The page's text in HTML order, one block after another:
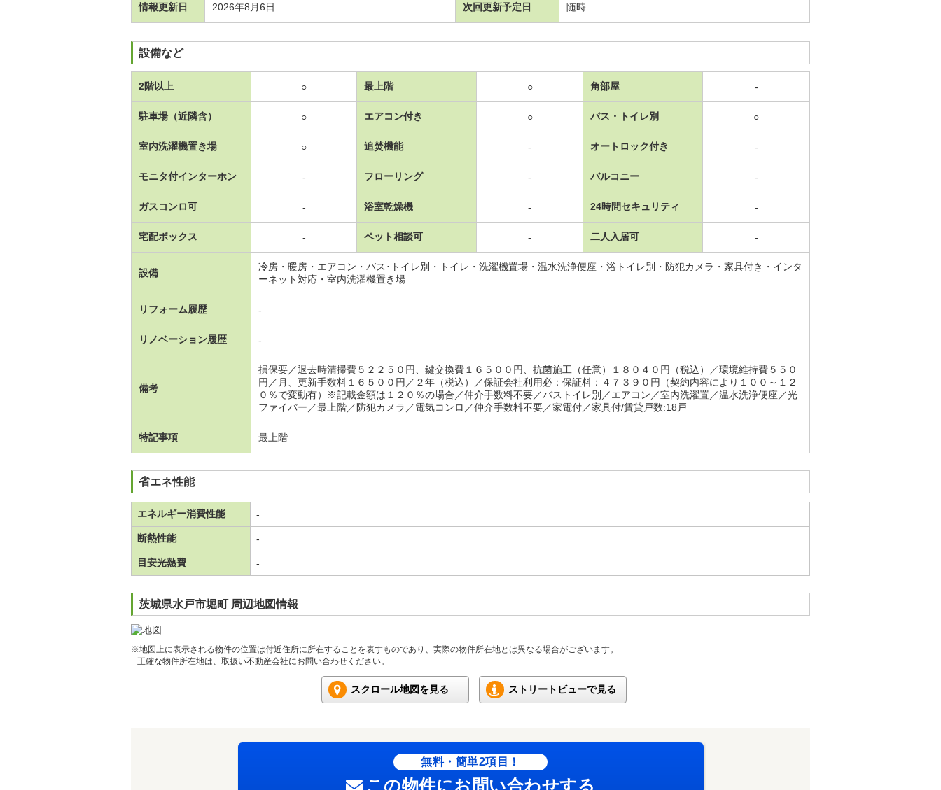
情報更新日 2026年8月6日 次回更新予定日 随時
設備など
2階以上 ○ 最上階 ○ 角部屋 -
駐車場（近隣含） ○ エアコン付き ○ バス・トイレ別 ○
室内洗濯機置き場 ○ 追焚機能 - オートロック付き -
モニタ付インターホン - フローリング - バルコニー -
ガスコンロ可 - 浴室乾燥機 - 24時間セキュリティ -
宅配ボックス - ペット相談可 - 二人入居可 -
設備
冷房・暖房・エアコン・バス･トイレ別・トイレ・洗濯機置場・温水洗浄便座・浴トイレ別・防犯カメラ・家具付き・インタ
ーネット対応・室内洗濯機置き場
リフォーム履歴 -
リノベーション履歴 -
備考
損保要／退去時清掃費５２２５０円、鍵交換費１６５００円、抗菌施工（任意）１８０４０円（税込）／環境維持費５５０
円／月、更新手数料１６５００円／２年（税込）／保証会社利用必：保証料：４７３９０円（契約内容により１００～１２
０％で変動有）※記載金額は１２０％の場合／仲介手数料不要／バストイレ別／エアコン／室内洗濯置／温水洗浄便座／光
ファイバー／最上階／防犯カメラ／電気コンロ／仲介手数料不要／家電付／家具付/賃貸戸数:18戸
特記事項 最上階
省エネ性能
エネルギー消費性能 -
断熱性能 -
目安光熱費 -
茨城県水戸市堀町 周辺地図情報
※地図上に表示される物件の位置は付近住所に所在することを表すものであり、実際の物件所在地とは異なる場合がございます。
正確な物件所在地は、取扱い不動産会社にお問い合わせください。
スクロール地図を見る ストリートビューで見る
無料・簡単2項目！
この物件にお問い合わせする